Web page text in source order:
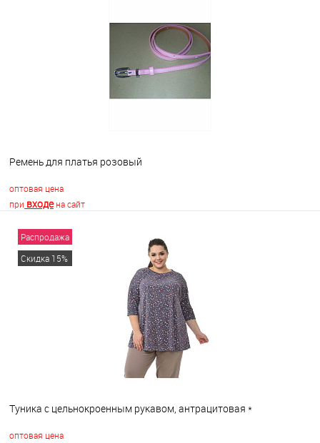
Недоступно
Ремень для платья розовый
оптовая цена
при входена сайт
В корзину
Распродажа
Скидка 15%
Туника с цельнокроенным рукавом, антрацитовая *
оптовая цена